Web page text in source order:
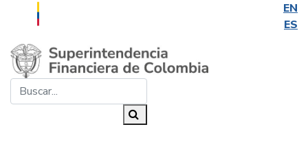
EN
ES
Saltar al contenido principal